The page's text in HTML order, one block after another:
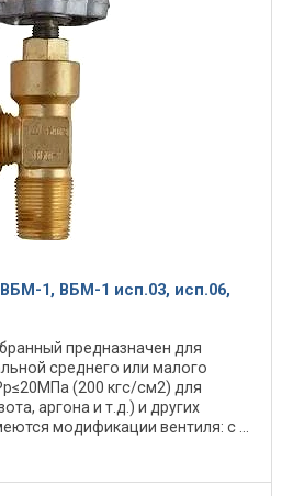
1, ВБМ-1 исп.03, исп.06,
предназначен для
среднего или малого
(200 кгс/см2) для
аргона и т.д.) и других
модификации вентиля: с ...